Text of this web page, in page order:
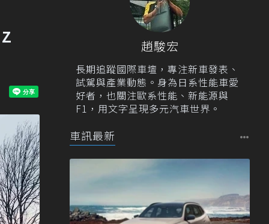
趙駿宏
長期追蹤國際車壇，專注新車發表、
試駕與產業動態。身為日系性能車愛
好者，也關注歐系性能、新能源與
F1，用文字呈現多元汽車世界。
車訊最新